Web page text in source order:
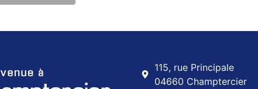
115, rue Principale
04660 Champtercier